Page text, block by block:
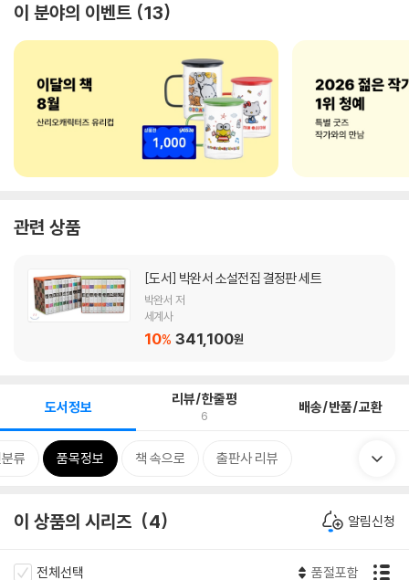
이 분야의 이벤트 13
관련 상품
[도서] 박완서 소설전집 결정판 세트
박완서 저
세계사
10% 341,100원
도서정보 리뷰/한줄평
6 배송/반품/교환
류 품목정보 책 속으로 출판사 리뷰
이 상품의 시리즈 4 알림신청
전체선택 품절포함